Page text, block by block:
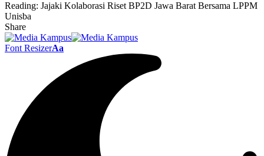
Reading: Jajaki Kolaborasi Riset BP2D Jawa Barat Bersama LPPM
Unisba
Share
Font ResizerAa